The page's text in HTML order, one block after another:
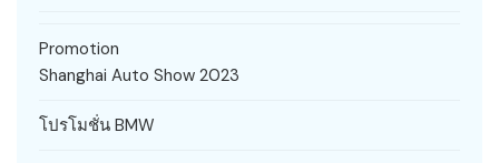
Promotion
Shanghai Auto Show 2023
โปรโมชั่น BMW